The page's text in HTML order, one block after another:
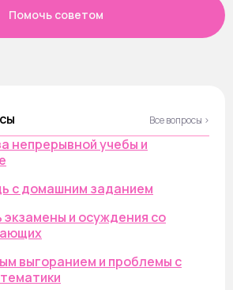
Помочь советом
Все вопросы ›
непрерывной учебы и
с домашним заданием
и осуждения со
выгоранием и проблемы с